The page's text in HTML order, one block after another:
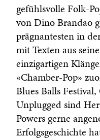
gefühlsvolle Folk-
von Dino Brandao
prägnantesten in
mit Texten aus
einzigartigen
«Chamber-Pop»
Blues Balls
Unplugged sind
Powers gerne
Erfolgsgeschichte